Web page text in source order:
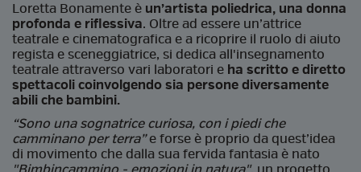
Loretta Bonamente è un’artista poliedrica, una donna
profonda e riflessiva. Oltre ad essere un’attrice
teatrale e cinematografica e a ricoprire il ruolo di aiuto
regista e sceneggiatrice, si dedica all'insegnamento
teatrale attraverso vari laboratori e ha scritto e diretto
spettacoli coinvolgendo sia persone diversamente
abili che bambini.
“Sono una sognatrice curiosa, con i piedi che
camminano per terra”e forse è proprio da quest’idea
di movimento che dalla sua fervida fantasia è nato